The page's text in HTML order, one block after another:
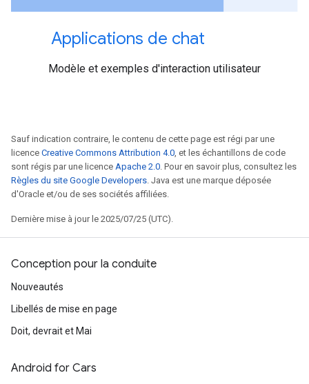
Applications de chat
Modèle et exemples d'interaction utilisateur
Sauf indication contraire, le contenu de cette page est régi par une
licence Creative Commons Attribution 4.0 , et les échantillons de code
sont régis par une licence Apache 2.0 . Pour en savoir plus, consultez les
Règles du site Google Developers . Java est une marque déposée
d'Oracle et/ou de ses sociétés affiliées.
Dernière mise à jour le 2025/07/25 (UTC).
Conception pour la conduite
Nouveautés
Libellés de mise en page
Doit, devrait et Mai
Android for Cars